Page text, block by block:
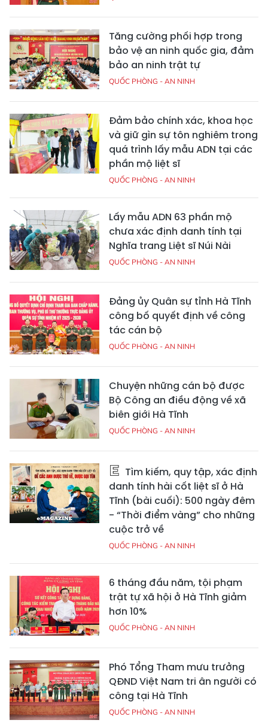
Tăng cường phối hợp trong
bảo vệ an ninh quốc gia, đảm
bảo an ninh trật tự
QUỐC PHÒNG - AN NINH
Đảm bảo chính xác, khoa học
và giữ gìn sự tôn nghiêm trong
quá trình lấy mẫu ADN tại các
phần mộ liệt sĩ
QUỐC PHÒNG - AN NINH
Lấy mẫu ADN 63 phần mộ
chưa xác định danh tính tại
Nghĩa trang Liệt sĩ Núi Nài
QUỐC PHÒNG - AN NINH
Đảng ủy Quân sự tỉnh Hà Tĩnh
công bố quyết định về công
tác cán bộ
QUỐC PHÒNG - AN NINH
Chuyện những cán bộ được
Bộ Công an điều động về xã
biên giới Hà Tĩnh
QUỐC PHÒNG - AN NINH
Tìm kiếm, quy tập, xác định
danh tính hài cốt liệt sĩ ở Hà
Tĩnh (bài cuối): 500 ngày đêm
- “Thời điểm vàng” cho những
cuộc trở về
QUỐC PHÒNG - AN NINH
6 tháng đầu năm, tội phạm
trật tự xã hội ở Hà Tĩnh giảm
hơn 10%
QUỐC PHÒNG - AN NINH
Phó Tổng Tham mưu trưởng
QĐND Việt Nam tri ân người có
công tại Hà Tĩnh
QUỐC PHÒNG - AN NINH